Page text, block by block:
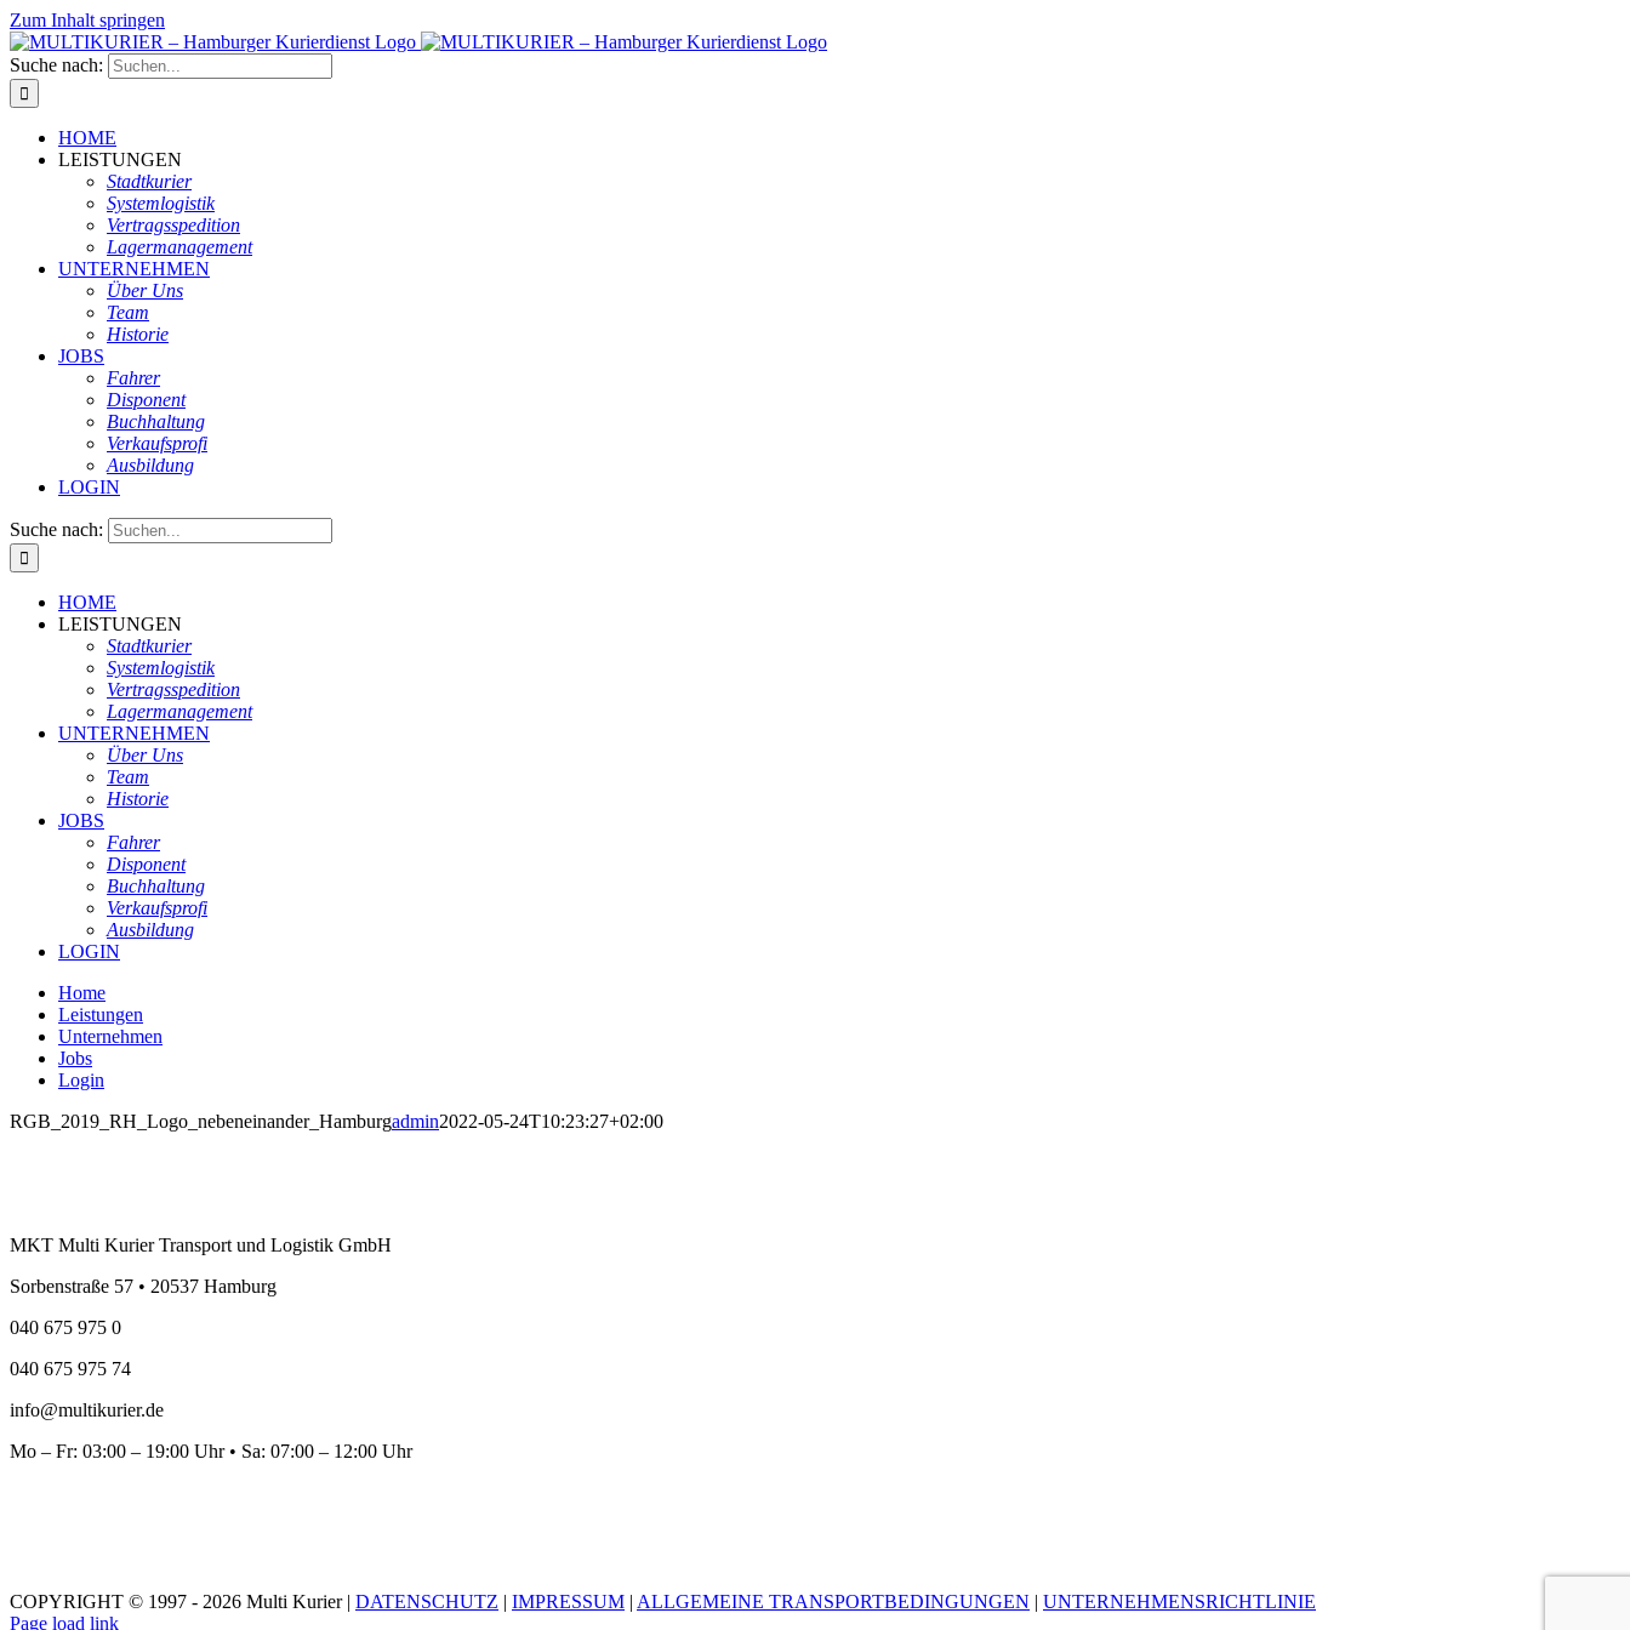
Zum Inhalt springen
Suche nach:
HOME
LEISTUNGEN
Stadtkurier
Systemlogistik
Vertragsspedition
Lagermanagement
UNTERNEHMEN
Über Uns
Team
Historie
JOBS
Fahrer
Disponent
Buchhaltung
Verkaufsprofi
Ausbildung
LOGIN
Suche nach:
HOME
LEISTUNGEN
Stadtkurier
Systemlogistik
Vertragsspedition
Lagermanagement
UNTERNEHMEN
Über Uns
Team
Historie
JOBS
Fahrer
Disponent
Buchhaltung
Verkaufsprofi
Ausbildung
LOGIN
Home
Leistungen
Unternehmen
Jobs
Login
RGB_2019_RH_Logo_nebeneinander_Hamburgadmin2022-05-24T10:23:27+02:00
MKT Multi Kurier Transport und Logistik GmbH
Sorbenstraße 57 • 20537 Hamburg
040 675 975 0
040 675 975 74
info@multikurier.de
Mo – Fr: 03:00 – 19:00 Uhr • Sa: 07:00 – 12:00 Uhr
COPYRIGHT © 1997 - 2026 Multi Kurier | DATENSCHUTZ | IMPRESSUM | ALLGEMEINE TRANSPORTBEDINGUNGEN | UNTERNEHMENSRICHTLINIE
Page load link